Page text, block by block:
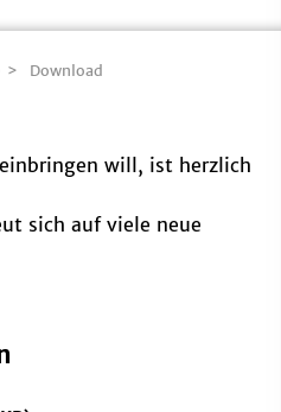
Download
will, ist herzlich
sich auf viele neue